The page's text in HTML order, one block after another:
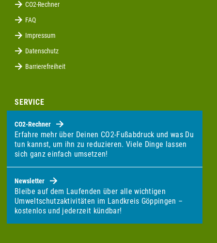
CO2-Rechner
FAQ
Impressum
Datenschutz
Barrierefreiheit
SERVICE
CO2-Rechner
Erfahre mehr über Deinen CO2-Fußabdruck und was Du
tun kannst, um ihn zu reduzieren. Viele Dinge lassen
sich ganz einfach umsetzen!
Newsletter
Bleibe auf dem Laufenden über alle wichtigen
Umweltschutzaktivitäten im Landkreis Göppingen –
kostenlos und jederzeit kündbar!